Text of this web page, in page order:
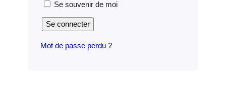
Se souvenir de moi
Se connecter
Mot de passe perdu ?